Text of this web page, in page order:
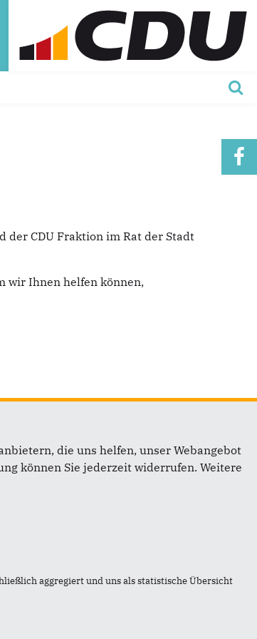
CDU Fraktion im Rat der Stadt
wir Ihnen helfen können,
Links
die uns helfen, unser Webangebot
können Sie jederzeit widerrufen. Weitere
aggregiert und uns als statistische Übersicht